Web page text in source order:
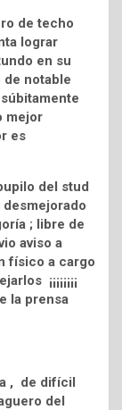
de techo
lograr
en su
notable
mejor
es
del stud
; libre de
aviso a
físico a cargo
¡¡¡¡¡¡¡¡
la prensa
, de difícil
del